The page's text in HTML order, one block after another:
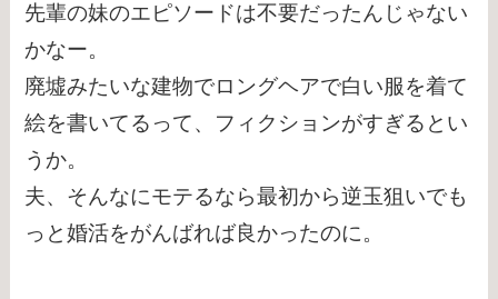
先輩の妹のエピソードは不要だったんじゃない
かなー。
廃墟みたいな建物でロングヘアで白い服を着て
絵を書いてるって、フィクションがすぎるとい
うか。
夫、そんなにモテるなら最初から逆玉狙いでも
っと婚活をがんばれば良かったのに。